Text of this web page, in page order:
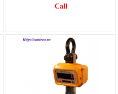
Call